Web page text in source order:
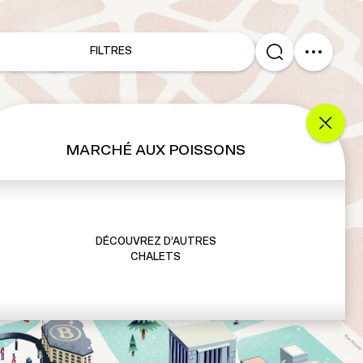
FILTRES
MARCHÉ AUX POISSONS
DÉCOUVREZ D’AUTRES
CHALETS